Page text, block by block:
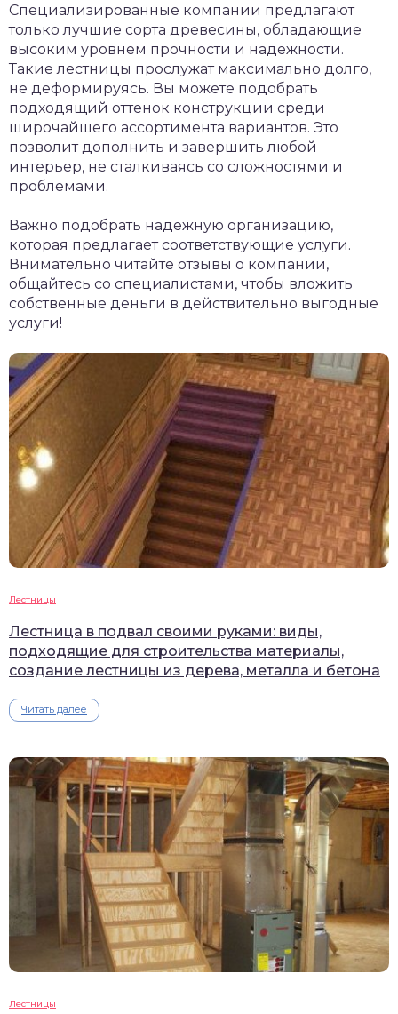
Специализированные компании предлагают
только лучшие сорта древесины, обладающие
высоким уровнем прочности и надежности.
Такие лестницы прослужат максимально долго,
не деформируясь. Вы можете подобрать
подходящий оттенок конструкции среди
широчайшего ассортимента вариантов. Это
позволит дополнить и завершить любой
интерьер, не сталкиваясь со сложностями и
проблемами.
Важно подобрать надежную организацию,
которая предлагает соответствующие услуги.
Внимательно читайте отзывы о компании,
общайтесь со специалистами, чтобы вложить
собственные деньги в действительно выгодные
услуги!
Лестницы
Лестница в подвал своими руками: виды,
подходящие для строительства материалы,
создание лестницы из дерева, металла и бетона
Читать далее
Лестницы